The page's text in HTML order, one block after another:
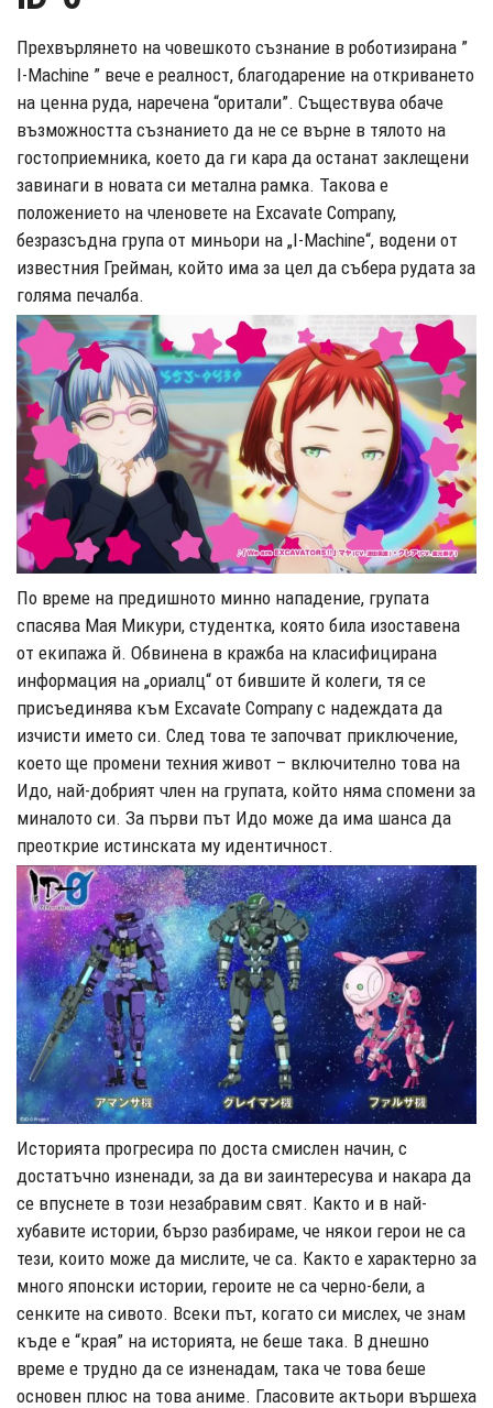
Прехвърлянето на човешкото съзнание в роботизирана ”
I-Machine ” вече е реалност, благодарение на откриването
на ценна руда, наречена “оритали”. Съществува обаче
възможността съзнанието да не се върне в тялото на
гостоприемника, което да ги кара да останат заклещени
завинаги в новата си метална рамка. Такова е
положението на членовете на Excavate Company,
безразсъдна група от миньори на „I-Machine“, водени от
известния Грейман, който има за цел да събера рудата за
голяма печалба.
По време на предишното минно нападение, групата
спасява Мая Микури, студентка, която била изоставена
от екипажа й. Обвинена в кражба на класифицирана
информация на „ориалц“ от бившите й колеги, тя се
присъединява към Excavate Company с надеждата да
изчисти името си. След това те започват приключение,
което ще промени техния живот – включително това на
Идо, най-добрият член на групата, който няма спомени за
миналото си. За първи път Идо може да има шанса да
преоткрие истинската му идентичност.
Историята прогресира по доста смислен начин, с
достатъчно изненади, за да ви заинтересува и накара да
се впуснете в този незабравим свят. Както и в най-
хубавите истории, бързо разбираме, че някои герои не са
тези, които може да мислите, че са. Както е характерно за
много японски истории, героите не са черно-бели, а
сенките на сивото. Всеки път, когато си мислех, че знам
къде е “края” на историята, не беше така. В днешно
време е трудно да се изненадам, така че това беше
основен плюс на това аниме. Гласовите актьори вършеха